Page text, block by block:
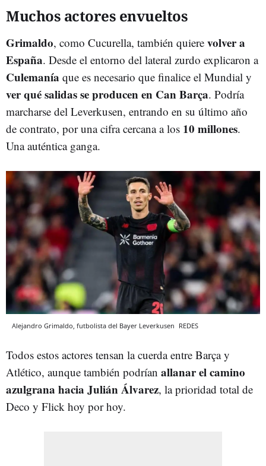
Muchos actores envueltos
Grimaldo, como Cucurella, también quiere volver a
España. Desde el entorno del lateral zurdo explicaron a
Culemanía que es necesario que finalice el Mundial y
ver qué salidas se producen en Can Barça. Podría
marcharse del Leverkusen, entrando en su último año
de contrato, por una cifra cercana a los 10 millones.
Una auténtica ganga.
Alejandro Grimaldo, futbolista del Bayer Leverkusen REDES
Todos estos actores tensan la cuerda entre Barça y
Atlético, aunque también podrían allanar el camino
azulgrana hacia Julián Álvarez, la prioridad total de
Deco y Flick hoy por hoy.